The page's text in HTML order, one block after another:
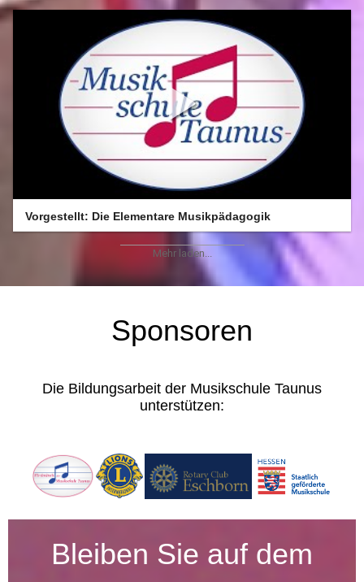
Vorgestellt: Die Elementare Musikpädagogik
Mehr laden...
Sponsoren
Die Bildungsarbeit der Musikschule Taunus
unterstützen:
Bleiben Sie auf dem